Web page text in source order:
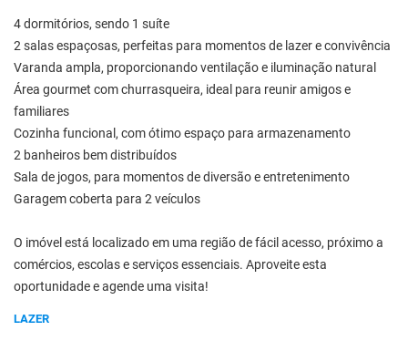
4 dormitórios, sendo 1 suíte
2 salas espaçosas, perfeitas para momentos de lazer e convivência
Varanda ampla, proporcionando ventilação e iluminação natural
Área gourmet com churrasqueira, ideal para reunir amigos e
familiares
Cozinha funcional, com ótimo espaço para armazenamento
2 banheiros bem distribuídos
Sala de jogos, para momentos de diversão e entretenimento
Garagem coberta para 2 veículos
O imóvel está localizado em uma região de fácil acesso, próximo a
comércios, escolas e serviços essenciais. Aproveite esta
oportunidade e agende uma visita!
LAZER